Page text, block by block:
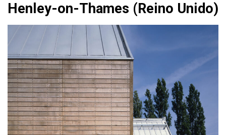
Henley-on-Thames (Reino Unido)